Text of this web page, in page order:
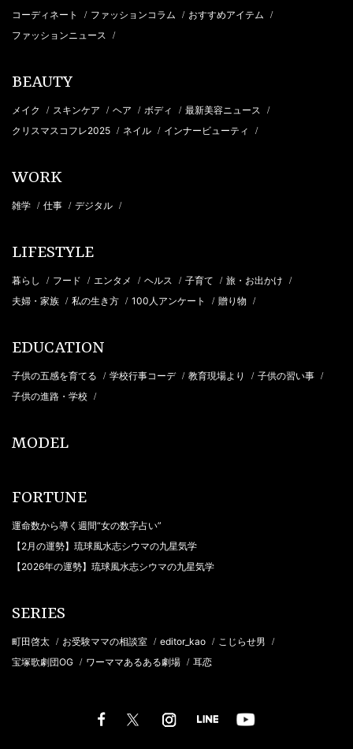
コーディネート / ファッションコラム / おすすめアイテム /
ファッションニュース /
BEAUTY
メイク / スキンケア / ヘア / ボディ / 最新美容ニュース /
クリスマスコフレ2025 / ネイル / インナービューティ /
WORK
雑学 / 仕事 / デジタル /
LIFESTYLE
暮らし / フード / エンタメ / ヘルス / 子育て / 旅・お出かけ /
夫婦・家族 / 私の生き方 / 100人アンケート / 贈り物 /
EDUCATION
子供の五感を育てる / 学校行事コーデ / 教育現場より / 子供の習い事 /
子供の進路・学校 /
MODEL
FORTUNE
運命数から導く週間“女の数字占い”
【2月の運勢】琉球風水志シウマの九星気学
【2026年の運勢】琉球風水志シウマの九星気学
SERIES
町田啓太 / お受験ママの相談室 / editor_kao / こじらせ男 /
宝塚歌劇団OG / ワーママあるある劇場 / 耳恋